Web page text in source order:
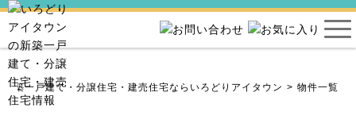
新築一戸建て・分譲住宅・建売住宅ならいろどりアイタウン 物件一覧